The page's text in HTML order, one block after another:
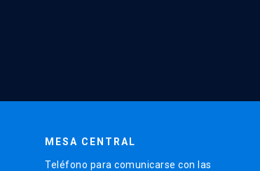
MESA CENTRAL
Teléfono para comunicarse con las